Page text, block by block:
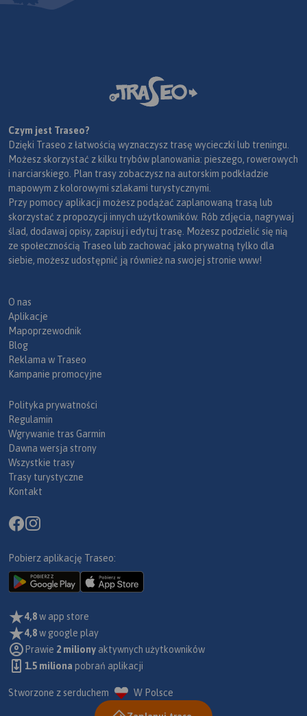
Czym jest Traseo?
Dzięki Traseo z łatwością wyznaczysz trasę wycieczki lub treningu.
Możesz skorzystać z kilku trybów planowania: pieszego, rowerowych
i narciarskiego. Plan trasy zobaczysz na autorskim podkładzie
mapowym z kolorowymi szlakami turystycznymi.
Przy pomocy aplikacji możesz podążać zaplanowaną trasą lub
skorzystać z propozycji innych użytkowników. Rób zdjęcia, nagrywaj
ślad, dodawaj opisy, zapisuj i edytuj trasę. Możesz podzielić się nią
ze społecznością Traseo lub zachować jako prywatną tylko dla
siebie, możesz udostępnić ją również na swojej stronie www!
O nas
Aplikacje
Mapoprzewodnik
Blog
Reklama w Traseo
Kampanie promocyjne
Polityka prywatności
Regulamin
Wgrywanie tras Garmin
Dawna wersja strony
Wszystkie trasy
Trasy turystyczne
Kontakt
Pobierz aplikację Traseo:
4,8w app store
4,8w google play
Prawie 2 miliony aktywnych użytkowników
1.5 miliona pobrań aplikacji
Stworzone z serduchem W Polsce